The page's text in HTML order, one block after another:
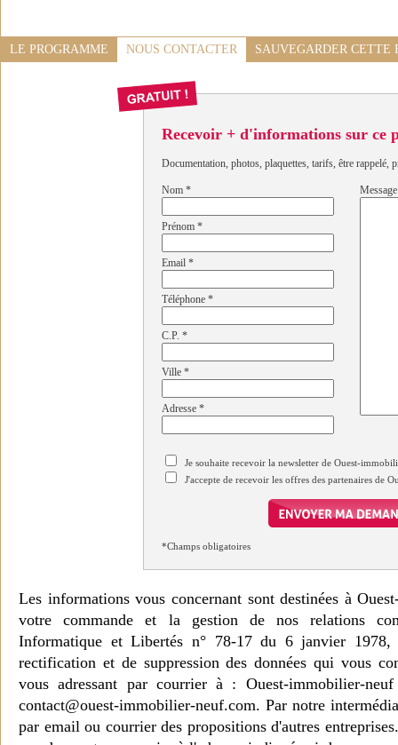
LE PROGRAMME NOUS CONTACTER SAUVEGARDER CETTE
Recevoir + d'informations sur ce
Documentation, photos, plaquettes, tarifs, être rappelé,
Nom *
Prénom *
Email *
Téléphone *
C.P. *
Ville *
Adresse *
Message
Je souhaite recevoir la newsletter de Ouest-
J'accepte de recevoir les offres des partenaires de
*Champs obligatoires
Les informations vous concernant sont destinées à
votre commande et la gestion de nos relations
Informatique et Libertés n° 78-17 du 6 janvier 1978,
rectification et de suppression des données qui vous
vous adressant par courrier à : Ouest-immobilier-
contact@ouest-immobilier-neuf.com. Par notre
par email ou courrier des propositions d'autres